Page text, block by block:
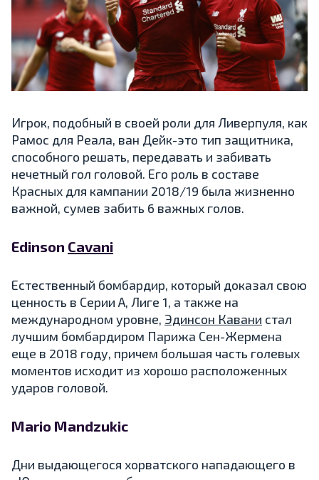
Игрок, подобный в своей роли для Ливерпуля, как
Рамос для Реала, ван Дейк-это тип защитника,
способного решать, передавать и забивать
нечетный гол головой. Его роль в составе
Красных для кампании 2018/19 была жизненно
важной, сумев забить 6 важных голов.
Edinson Cavani
Естественный бомбардир, который доказал свою
ценность в Серии А, Лиге 1, а также на
международном уровне, Эдинсон Кавани стал
лучшим бомбардиром Парижа Сен-Жермена
еще в 2018 году, причем большая часть голевых
моментов исходит из хорошо расположенных
ударов головой.
Mario Mandzukic
Дни выдающегося хорватского нападающего в